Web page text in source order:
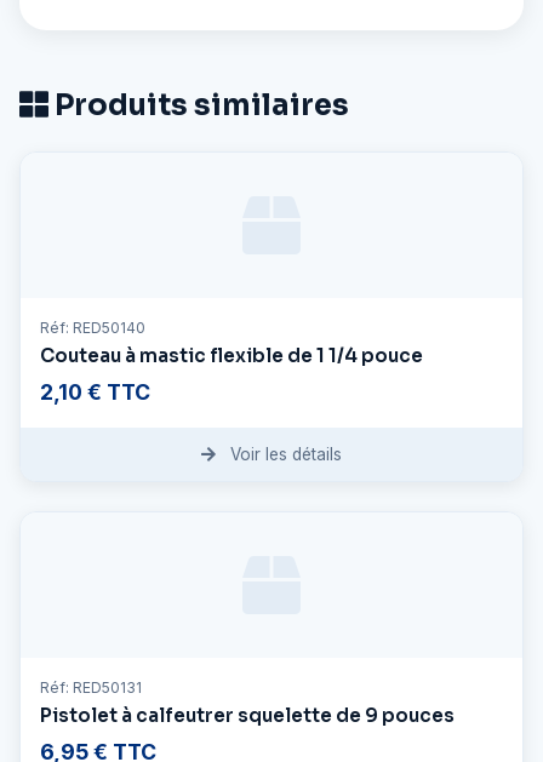
Produits similaires
Réf: RED50140
Couteau à mastic flexible de 1 1/4 pouce
2,10 € TTC
Voir les détails
Réf: RED50131
Pistolet à calfeutrer squelette de 9 pouces
6,95 € TTC